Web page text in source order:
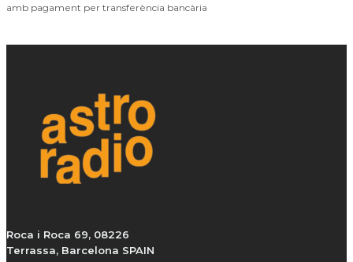
amb pagament per transferència bancària
Roca i Roca 69, 08226
Terrassa, Barcelona SPAIN